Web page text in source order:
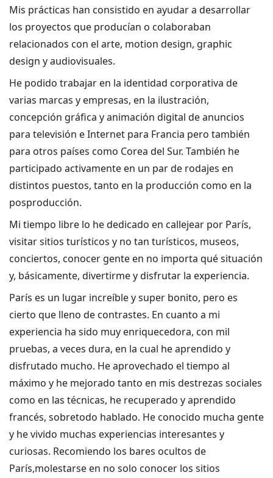
Mis prácticas han consistido en ayudar a desarrollar
los proyectos que producían o colaboraban
relacionados con el arte, motion design, graphic
design y audiovisuales.
He podido trabajar en la identidad corporativa de
varias marcas y empresas, en la ilustración,
concepción gráfica y animación digital de anuncios
para televisión eInternet para Francia pero también
para otros países como Corea del Sur. También he
participado activamente en un par de rodajes en
distintos puestos, tanto en la producción como en la
posproducción.
Mi tiempo libre lo he dedicado en callejear por París,
visitar sitios turísticos y no tan turísticos, museos,
conciertos, conocer gente en no importa qué situación
y, básicamente, divertirme y disfrutar la experiencia.
París es un lugar increíble y super bonito, pero es
cierto que lleno de contrastes. En cuanto a mi
experiencia ha sido muy enriquecedora, con mil
pruebas, a veces dura, en la cual heaprendido y
disfrutado mucho. He aprovechado el tiempo al
máximo y he mejorado tanto en mis destrezas sociales
como en las técnicas, he recuperado y aprendido
francés, sobretodo hablado. He conocido mucha gente
y he vivido muchas experiencias interesantes y
curiosas. Recomiendo los bares ocultos de
París,molestarse en no solo conocer los sitios